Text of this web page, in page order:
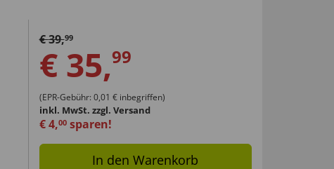
€39,99
€ 35,99
(EPR-Gebühr: 0,01 € inbegriffen)
inkl. MwSt. zzgl. Versand
€4,00sparen!
In den Warenkorb